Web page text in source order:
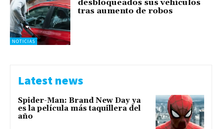
NOTICIAS
desbloqueados sus vehículos
tras aumento de robos
Latest news
Spider-Man: Brand New Day ya
es la película más taquillera del
año